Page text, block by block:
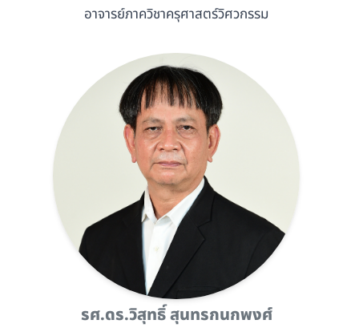
อาจารย์ภาควิชาครุศาสตร์วิศวกรรม
รศ.ดร.วิสุทธิ์ สุนทรกนกพงศ์